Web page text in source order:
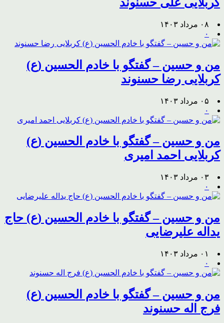
۰۸ مرداد ۱۴۰۳
۰
من و حسین – گفتگو با خادم الحسین (ع)
کربلایی رضا حسنوند
۰۵ مرداد ۱۴۰۳
۰
من و حسین – گفتگو با خادم الحسین (ع)
کربلایی احمد امیری
۰۳ مرداد ۱۴۰۳
۰
من و حسین – گفتگو با خادم الحسین (ع) حاج
یداله علیرضایی
۰۱ مرداد ۱۴۰۳
۰
من و حسین – گفتگو با خادم الحسین (ع)
فرج اله حسنوند